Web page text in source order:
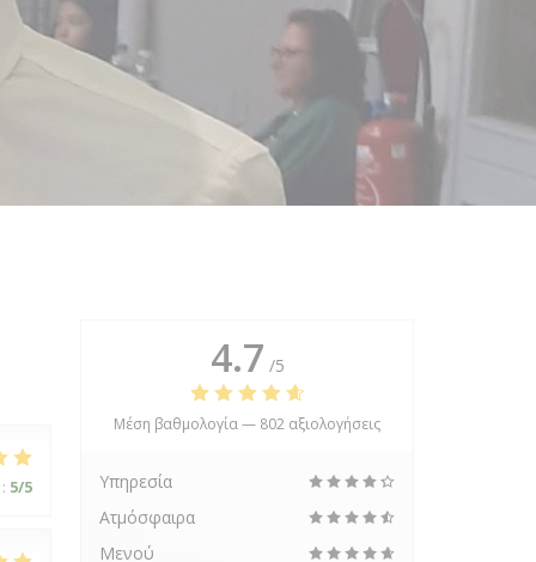
: 5/5
4.7 /5
Μέση βαθμολογία — 802 αξιολογήσεις
Υπηρεσία
Ατμόσφαιρα
Μενού